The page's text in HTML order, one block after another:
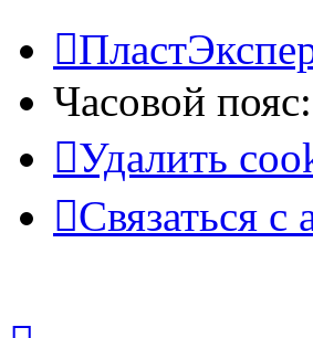
Часовой пояс:
Удалить
Связаться